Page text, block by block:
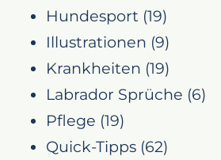
Hundesport (19)
Illustrationen (9)
Krankheiten (19)
Labrador Sprüche (6)
Pflege (19)
Quick-Tipps (62)